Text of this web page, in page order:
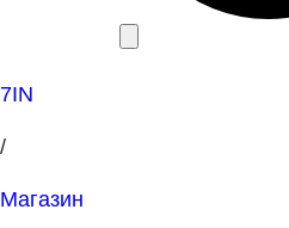
7IN
/
Магазин